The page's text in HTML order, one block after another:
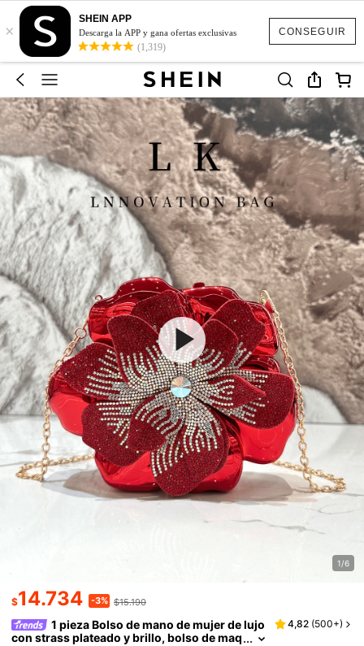
CONSEGUIR
×
SHEIN APP
Descarga la APP y gana ofertas exclusivas
(1,319)
1/6
$14.734 -3% $15.190
1 pieza Bolso de mano de mujer de lujo
con strass plateado y brillo, bolso de maq
4,82 (500+)